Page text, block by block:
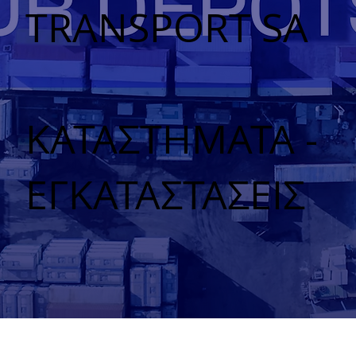
TRANSPORT SA
ΚΑΤΑΣΤΗΜΑΤΑ -
ΕΓΚΑΤΑΣΤΑΣΕΙΣ